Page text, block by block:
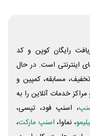
رایگان کوپن و کد
اینترنتی است. در حال
مسابقه، کمپین و
خدمات آنلاین را به
، اسنپ فود، تپسی،
، نماوا، اسنپ مارکت،